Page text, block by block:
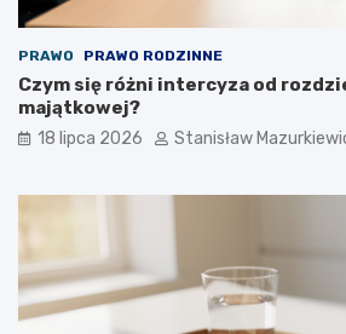
PRAWO PRAWO RODZINNE
Czym się różni intercyza od
majątkowej?
18 lipca 2026 Stanisław